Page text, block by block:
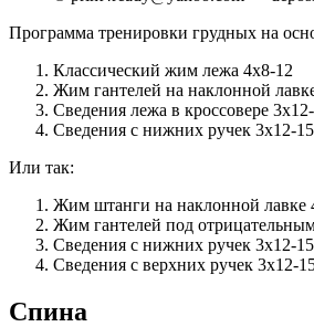
Программа тренировки грудных на
Классический жим лежа 4х8-12
Жим гантелей на наклонной
Сведения лежа в кроссовере
Сведения с нижних ручек 3х12-
Или так:
Жим штанги на наклонной лавке
Жим гантелей под
Сведения с нижних ручек 3х12-15
Сведения с верхних ручек 3х12-
Спина